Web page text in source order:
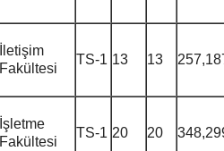
İletişim
Fakültesi
TS-1 13 13
İşletme
Fakültesi
TS-1 20 20